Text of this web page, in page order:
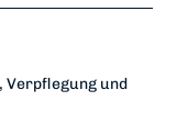
Verpflegung und